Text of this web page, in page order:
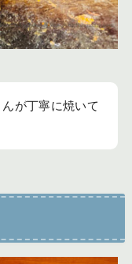
が丁寧に焼いて